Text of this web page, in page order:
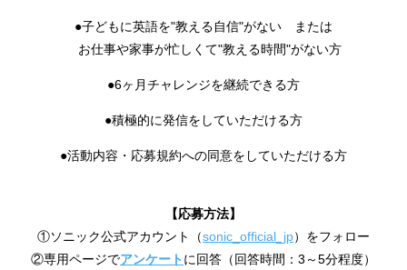
●子どもに英語を"教える自信"がない または
お仕事や家事が忙しくて"教える時間"がない方
●6ヶ月チャレンジを継続できる方
●積極的に発信をしていただける方
●活動内容・応募規約への同意をしていただける方
【応募方法】
①ソニック公式アカウント（sonic_official_jp）をフォロー
②専用ページでアンケートに回答（回答時間：3～5分程度）